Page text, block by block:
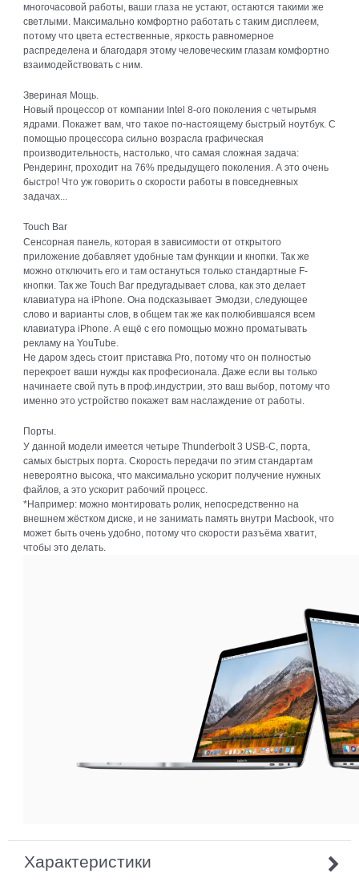
многочасовой работы, ваши глаза не устают, остаются такими же
светлыми. Максимально комфортно работать с таким дисплеем,
потому что цвета естественные, яркость равномерное
распределена и благодаря этому человеческим глазам комфортно
взаимодействовать с ним.
Звериная Мощь.
Новый процессор от компании Intel 8-ого поколения с четырьмя
ядрами. Покажет вам, что такое по-настоящему быстрый ноутбук. С
помощью процессора сильно возрасла графическая
производительность, настолько, что самая сложная задача:
Рендеринг, проходит на 76% предыдущего поколения. А это очень
быстро! Что уж говорить о скорости работы в повседневных
задачах...
Touch Bar
Сенсорная панель, которая в зависимости от открытого
приложение добавляет удобные там функции и кнопки. Так же
можно отключить его и там остануться только стандартные F-
кнопки. Так же Touch Bar предугадывает слова, как это делает
клавиатура на iPhone. Она подсказывает Эмодзи, следующее
слово и варианты слов, в общем так же как полюбившаяся всем
клавиатура iPhone. А ещё с его помощью можно проматывать
рекламу на YouTube.
Не даром здесь стоит приставка Pro, потому что он полностью
перекроет ваши нужды как професионала. Даже если вы только
начинаете свой путь в проф.индустрии, это ваш выбор, потому что
именно это устройство покажет вам наслаждение от работы.
Порты.
У данной модели имеется четыре Thunderbolt 3 USB-C, порта,
самых быстрых порта. Скорость передачи по этим стандартам
невероятно высока, что максимально ускорит получение нужных
файлов, а это ускорит рабочий процесс.
*Например: можно монтировать ролик, непосредственно на
внешнем жёстком диске, и не занимать память внутри Macbook, что
может быть очень удобно, потому что скорости разъёма хватит,
чтобы это делать.
Характеристики